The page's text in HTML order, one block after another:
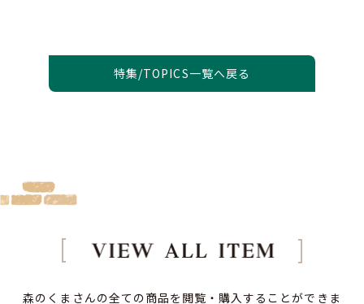
特集/TOPICS一覧へ戻る
森のくまさんの全ての商品を閲覧・購入することができま